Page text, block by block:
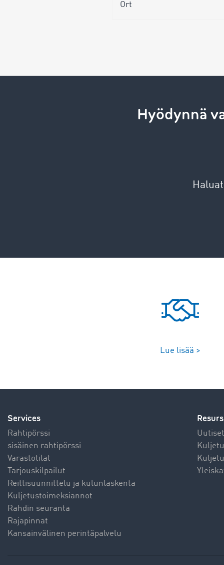
Ort
Hyödynnä
Lue lisää >
Services
Rahtipörssi
sisäinen rahtipörssi
Varastotilat
Tarjouskilpailut
Reittisuunnittelu ja kulunlaskenta
Kuljetustoimeksiannot
Rahdin seuranta
Rajapinnat
Kansainvälinen perintäpalvelu
Uutiset